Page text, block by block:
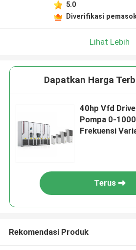
5.0
Diverifikasi
Lihat Lebih
Dapatkan Harga
40hp Vfd
Pompa 0-
Frekuensi
Terus
Rekomendasi Produk